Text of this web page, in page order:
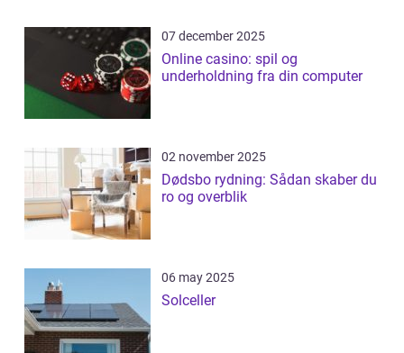
07 december 2025
Online casino: spil og
underholdning fra din computer
02 november 2025
Dødsbo rydning: Sådan skaber du
ro og overblik
06 may 2025
Solceller